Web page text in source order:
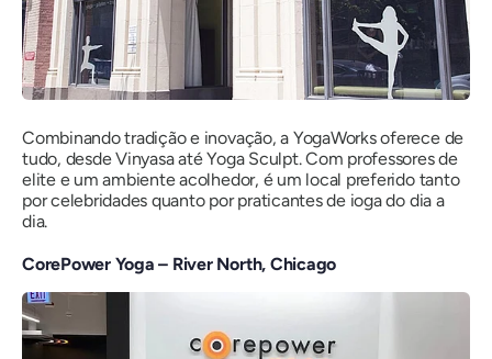
Combinando tradição e inovação, a YogaWorks oferece de
tudo, desde Vinyasa até Yoga Sculpt. Com professores de
elite e um ambiente acolhedor, é um local preferido tanto
por celebridades quanto por praticantes de ioga do dia a
dia.
CorePower Yoga – River North, Chicago